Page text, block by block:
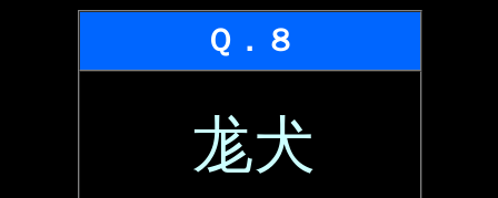
Ｑ．８
尨犬